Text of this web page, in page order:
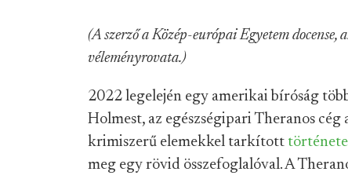
(A szerző a Közép-európai Egyetem
véleményrovata.)
2022 legelején egy amerikai bíróság
Holmest, az egészségipari Theranos
krimiszerű elemekkel tarkított
meg egy rövid összefoglalóval. A